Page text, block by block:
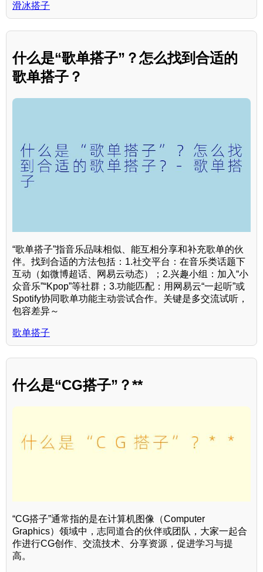
滑冰搭子
什么是“歌单搭子”？怎么找到合适的
歌单搭子？
“歌单搭子”指音乐品味相似、能互相分享和补充歌单的伙
伴。找到合适的方法包括：1.社交平台：在音乐类话题下
互动（如微博超话、网易云动态）；2.兴趣小组：加入“小
众音乐”“Kpop”等社群；3.功能匹配：用网易云“一起听”或
Spotify协同歌单功能主动尝试合作。关键是多交流试听，
包容差异～
歌单搭子
什么是“CG搭子”？**
“CG搭子”通常指的是在计算机图像（Computer
Graphics）领域中，志同道合的伙伴或团队，大家一起合
作进行CG创作、交流技术、分享资源，促进学习与提
高。